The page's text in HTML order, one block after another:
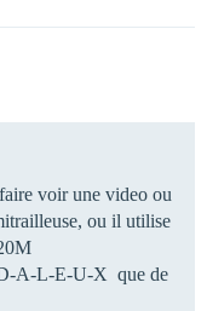
voir une video ou
ou il utilise
A-L-E-U-X que de